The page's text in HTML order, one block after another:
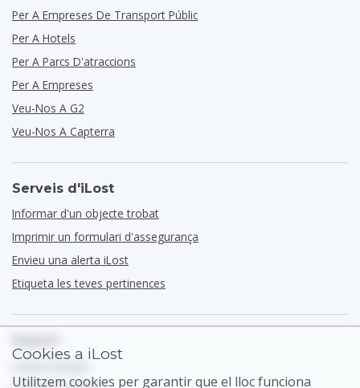
Per A Empreses De Transport Públic
Per A Hotels
Per A Parcs D'atraccions
Per A Empreses
Veu-Nos A G2
Veu-Nos A Capterra
Serveis d'iLost
Informar d'un objecte trobat
Imprimir un formulari d'assegurança
Envieu una alerta iLost
Etiqueta les teves pertinences
Cookies a iLost
Utilitzem cookies per garantir que el lloc funciona